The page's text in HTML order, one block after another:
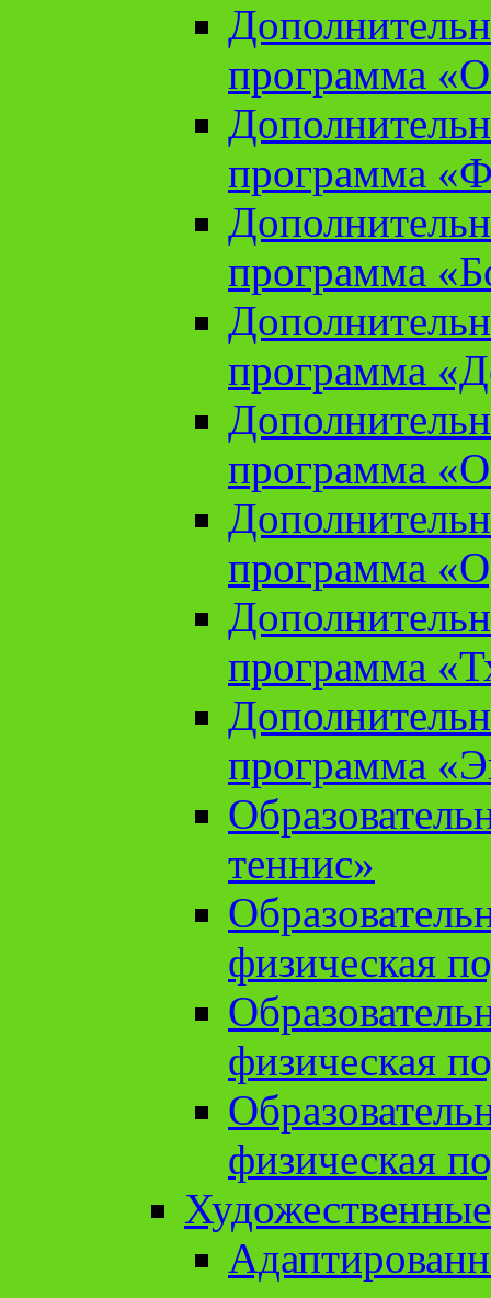
программа
программа
программа
программа
программа
программа
программа
программа
теннис»
физическая
физическая
физическая
Художественные